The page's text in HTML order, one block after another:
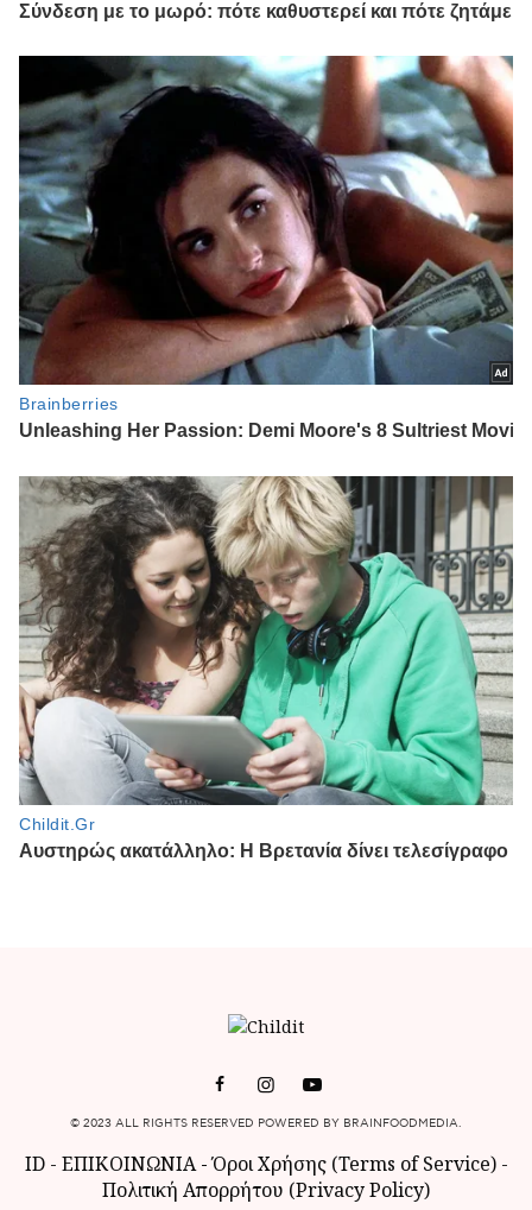
© 2023 ALL RIGHTS RESERVED POWERED BY BRAINFOODMEDIA.
ID- ΕΠΙΚΟΙΝΩΝΙΑ-Όροι Χρήσης (Terms of Service)-
Πολιτική Απορρήτου (Privacy Policy)